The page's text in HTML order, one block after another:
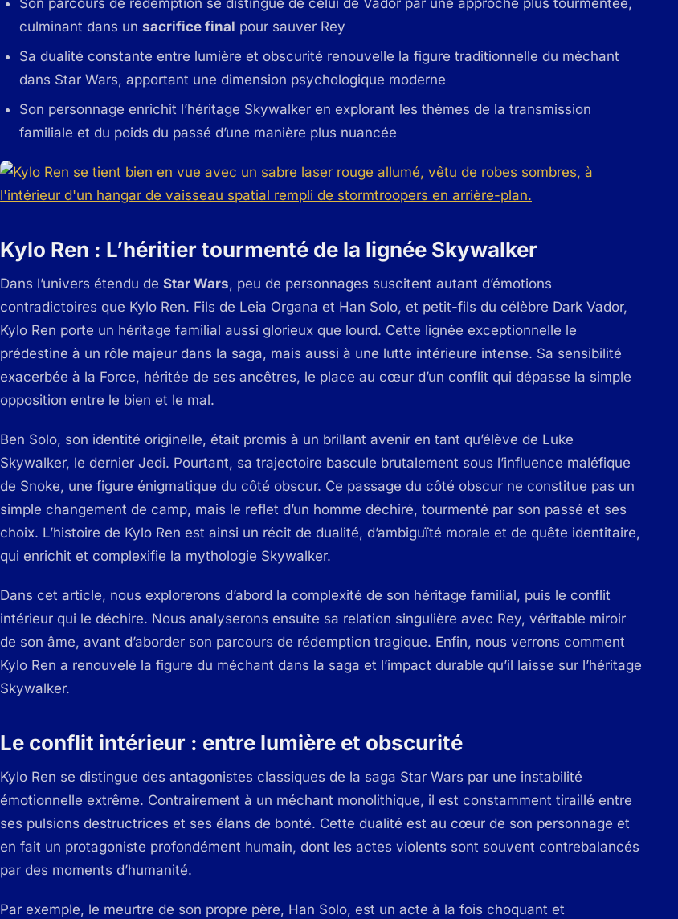
Son parcours de rédemption se distingue de celui de Vador par une approche plus tourmentée,
culminant dans un sacrifice final pour sauver Rey
Sa dualité constante entre lumière et obscurité renouvelle la figure traditionnelle du méchant
dans Star Wars, apportant une dimension psychologique moderne
Son personnage enrichit l’héritage Skywalker en explorant les thèmes de la transmission
familiale et du poids du passé d’une manière plus nuancée
Kylo Ren : L’héritier tourmenté de la lignée Skywalker
Dans l’univers étendu de Star Wars, peu de personnages suscitent autant d’émotions
contradictoires que Kylo Ren. Fils de Leia Organa et Han Solo, et petit-fils du célèbre Dark Vador,
Kylo Ren porte un héritage familial aussi glorieux que lourd. Cette lignée exceptionnelle le
prédestine à un rôle majeur dans la saga, mais aussi à une lutte intérieure intense. Sa sensibilité
exacerbée à la Force, héritée de ses ancêtres, le place au cœur d’un conflit qui dépasse la simple
opposition entre le bien et le mal.
Ben Solo, son identité originelle, était promis à un brillant avenir en tant qu’élève de Luke
Skywalker, le dernier Jedi. Pourtant, sa trajectoire bascule brutalement sous l’influence maléfique
de Snoke, une figure énigmatique du côté obscur. Ce passage du côté obscur ne constitue pas un
simple changement de camp, mais le reflet d’un homme déchiré, tourmenté par son passé et ses
choix. L’histoire de Kylo Ren est ainsi un récit de dualité, d’ambiguïté morale et de quête identitaire,
qui enrichit et complexifie la mythologie Skywalker.
Dans cet article, nous explorerons d’abord la complexité de son héritage familial, puis le conflit
intérieur qui le déchire. Nous analyserons ensuite sa relation singulière avec Rey, véritable miroir
de son âme, avant d’aborder son parcours de rédemption tragique. Enfin, nous verrons comment
Kylo Ren a renouvelé la figure du méchant dans la saga et l’impact durable qu’il laisse sur l’héritage
Skywalker.
Le conflit intérieur : entre lumière et obscurité
Kylo Ren se distingue des antagonistes classiques de la saga Star Wars par une instabilité
émotionnelle extrême. Contrairement à un méchant monolithique, il est constamment tiraillé entre
ses pulsions destructrices et ses élans de bonté. Cette dualité est au cœur de son personnage et
en fait un protagoniste profondément humain, dont les actes violents sont souvent contrebalancés
par des moments d’humanité.
Par exemple, le meurtre de son propre père, Han Solo, est un acte à la fois choquant et